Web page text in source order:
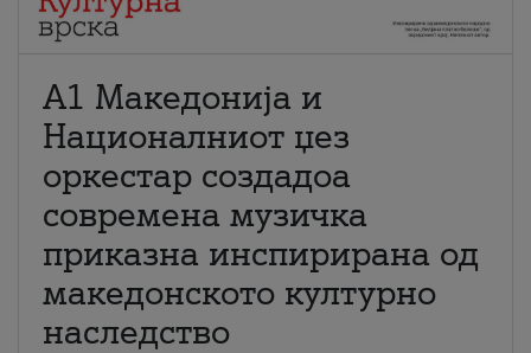
А1 Македонија и
Националниот џез
оркестар создадоа
современа музичка
приказна инспирирана од
македонското културно
наследство